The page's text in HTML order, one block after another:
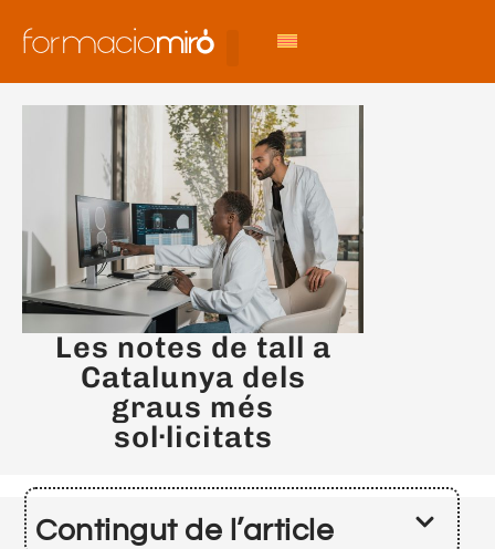
Les notes de tall a
Catalunya dels
graus més
sol·licitats
Contingut de l’article